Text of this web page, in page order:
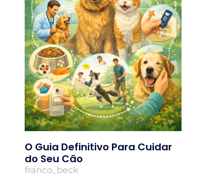
O Guia Definitivo Para Cuidar
do Seu Cão
franco_beck